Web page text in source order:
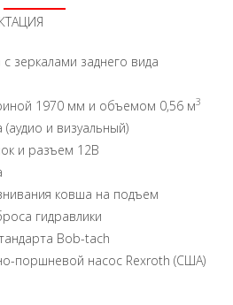
зеркалами заднего вида
1970 мм и объемом 0,56 м3
(аудио и визуальный)
и разъем 12В
ковша на подъем
гидравлики
Bob-tach
поршневой насос Rexroth (США)